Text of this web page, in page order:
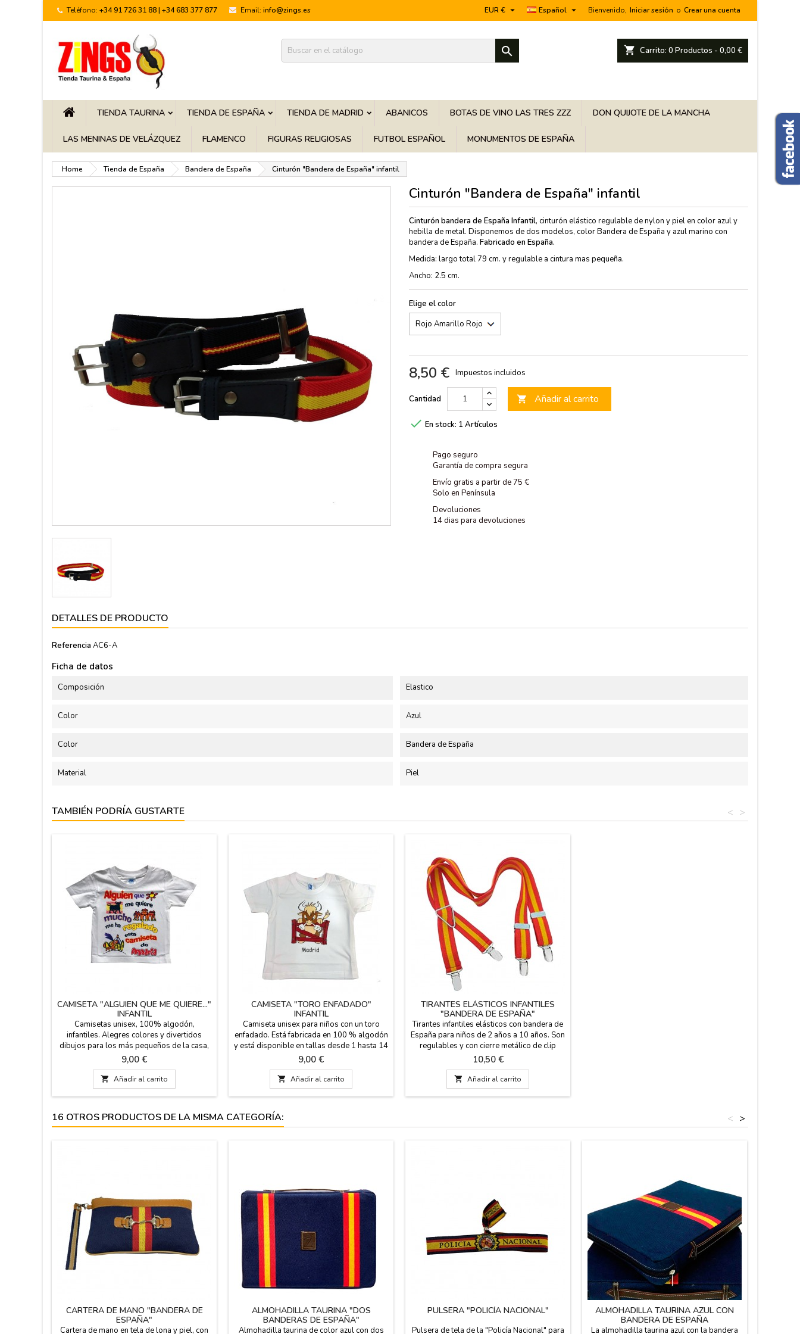
Teléfono: +34 91 726 31 88 | +34 683 377 877 Email: info@zings.es Bienvenido, Iniciar sesión o Crear una cuenta
Español 
EUR € 
shopping_cart Carrito: 0 Productos - 0,00 €

TIENDA TAURINA TIENDA DE ESPAÑA TIENDA DE MADRID ABANICOS BOTAS DE VINO LAS TRES ZZZ DON QUIJOTE DE LA MANCHA
LAS MENINAS DE VELÁZQUEZ FLAMENCO FIGURAS RELIGIOSAS FUTBOL ESPAÑOL MONUMENTOS DE ESPAÑA
Home Tienda de España Bandera de España Cinturón "Bandera de España" infantil
Cinturón "Bandera de España" infantil
Cinturón bandera de España Infantil, cinturón elástico regulable de nylon y piel en color azul y
hebilla de metal. Disponemos de dos modelos, color Bandera de España y azul marino con
bandera de España. Fabricado en España.
Medida: largo total 79 cm. y regulable a cintura mas pequeña.
Ancho: 2.5 cm.
Elige el color
8,50 € Impuestos incluidos
Cantidad  Añadir al carrito
 En stock: 1 Artículos
Pago seguro
Garantía de compra segura
Envío gratis a partir de 75 €
Solo en Península
Devoluciones
14 dias para devoluciones
DETALLES DE PRODUCTO
Referencia AC6-A
Ficha de datos
Composición Elastico
Color Azul
Color Bandera de España
Material Piel
TAMBIÉN PODRÍA GUSTARTE >
<
CAMISETA "ALGUIEN QUE ME QUIERE..."
INFANTIL
Camisetas unisex, 100% algodón,
infantiles. Alegres colores y divertidos
dibujos para los más pequeños de la casa,
uno de los modelos más originales:
"Alguien que me quiere mucho...". Talla
desde 1 año hasta 14 años.
Precio
9,00 €
 Añadir al carrito
CAMISETA "TORO ENFADADO"
INFANTIL
Camiseta unisex para niños con un toro
enfadado. Está fabricada en 100 % algodón
y está disponible en tallas desde 1 hasta 14
años.
Precio
9,00 €
 Añadir al carrito
TIRANTES ELÁSTICOS INFANTILES
"BANDERA DE ESPAÑA"
Tirantes infantiles elásticos con bandera de
España para niños de 2 años a 10 años. Son
regulables y con cierre metálico de clip
adaptables llevando 4 pinzas de enganche.
Tejido elástico, fabricado en España. Color
azul marino con la bandera de España en el
centro y color Bandera de España
completo. Medida: 2.5 cm ancho.
Precio
10,50 €
 Añadir al carrito
16 OTROS PRODUCTOS DE LA MISMA CATEGORÍA: >
<
CARTERA DE MANO "BANDERA DE
ESPAÑA"
Cartera de mano en tela de lona y piel, con
ALMOHADILLA TAURINA "DOS
BANDERAS DE ESPAÑA"
Almohadilla taurina de color azul con dos
PULSERA "POLICÍA NACIONAL"
Pulsera de tela de la "Policía Nacional" para
ALMOHADILLA TAURINA AZUL CON
BANDERA DE ESPAÑA
La almohadilla taurina azul con la bandera